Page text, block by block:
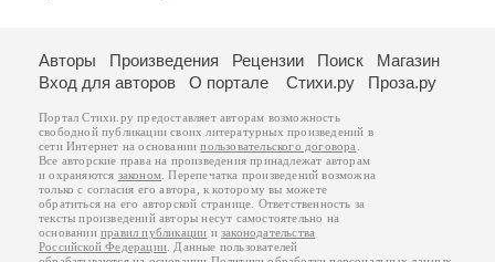
Авторы Произведения Рецензии Поиск
Магазин
Вход для авторов
О портале Стихи.ру Проза.ру
Портал Стихи.ру предоставляет авторам возможность
свободной публикации своих литературных произведений в
сети Интернет на основаниипользовательского договора
Все авторские права на произведения принадлежат авторам
и охраняются законом . Перепечатка произведений возможна
только с согласия его автора, к которому вы можете
обратиться на его авторской странице. Ответственность за
тексты произведений авторы несут самостоятельно на
основанииправил публикации изаконодательства
Российской Федерации . Данные пользователей